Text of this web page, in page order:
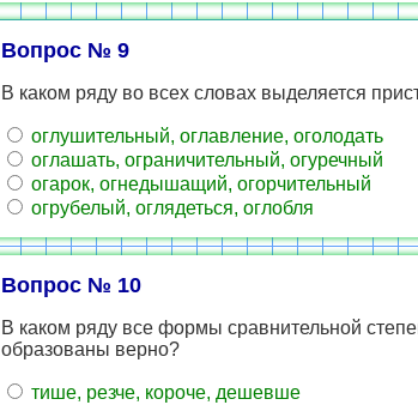
Вопрос № 9
В каком ряду во всех словах выделяется
оглушительный, оглавление, оголодать
оглашать, ограничительный, огуречный
огарок, огнедышащий, огорчительный
огрубелый, оглядеться, оглобля
Вопрос № 10
В каком ряду все формы сравнительной
образованы верно?
тише, резче, короче, дешевше